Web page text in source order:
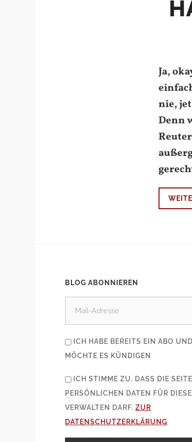
Ja,
nie,
Denn
BLOG ABONNIEREN
ICH HABE BEREITS EIN ABO UND
MÖCHTE ES KÜNDIGEN
ICH STIMME ZU, DASS DIE
PERSÖNLICHEN DATEN FÜR
VERWALTEN DARF. ZUR
DATENSCHUTZERKLÄRUNG